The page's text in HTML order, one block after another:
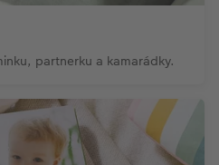
partnerku a kamarádky.